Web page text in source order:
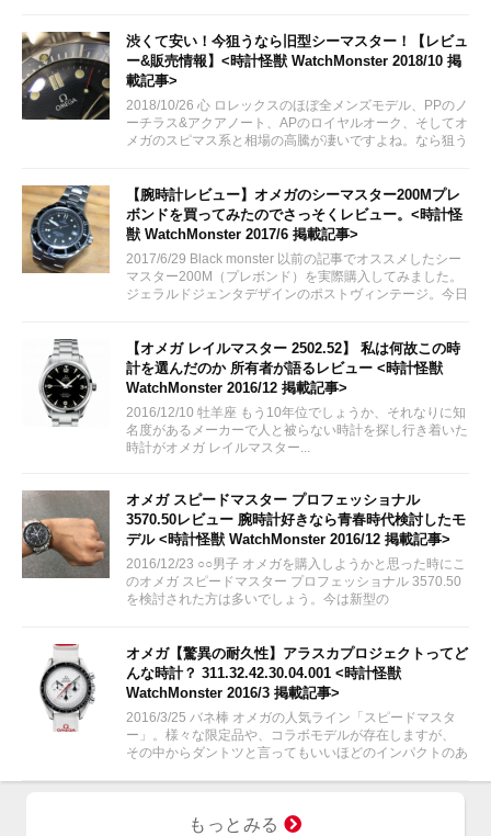
ではありません。...
渋くて安い！今狙うなら旧型シーマスター！【レビュ
ー&販売情報】<時計怪獣 WatchMonster 2018/10 掲
載記事>
2018/10/26 心 ロレックスのほぼ全メンズモデル、PPのノ
ーチラス&アクアノート、APのロイヤルオーク、そしてオ
メガのスピマス系と相場の高騰が凄いですよね。なら狙う
【腕時計レビュー】オメガのシーマスター200Mプレ
ボンドを買ってみたのでさっそくレビュー。<時計怪
獣 WatchMonster 2017/6 掲載記事>
2017/6/29 Black monster 以前の記事でオススメしたシー
マスター200M（プレボンド）を実際購入してみました。
ジェラルドジェンタデザインのポストヴィンテージ。今日
【オメガ レイルマスター 2502.52】 私は何故この時
計を選んだのか 所有者が語るレビュー <時計怪獣
WatchMonster 2016/12 掲載記事>
2016/12/10 牡羊座 もう10年位でしょうか、それなりに知
名度があるメーカーで人と被らない時計を探し行き着いた
時計がオメガ レイルマスター...
オメガ スピードマスター プロフェッショナル
3570.50レビュー 腕時計好きなら青春時代検討したモ
デル <時計怪獣 WatchMonster 2016/12 掲載記事>
2016/12/23 ○○男子 オメガを購入しようかと思った時にこ
のオメガ スピードマスター プロフェッショナル 3570.50
を検討された方は多いでしょう。今は新型の
オメガ【驚異の耐久性】アラスカプロジェクトってど
んな時計？ 311.32.42.30.04.001 <時計怪獣
WatchMonster 2016/3 掲載記事>
2016/3/25 バネ棒 オメガの人気ライン「スピードマスタ
ー」。様々な限定品や、コラボモデルが存在しますが、
その中からダントツと言ってもいいほどのインパクトのあ
もっとみる